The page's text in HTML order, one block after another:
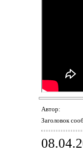
Автор:
Заголовок